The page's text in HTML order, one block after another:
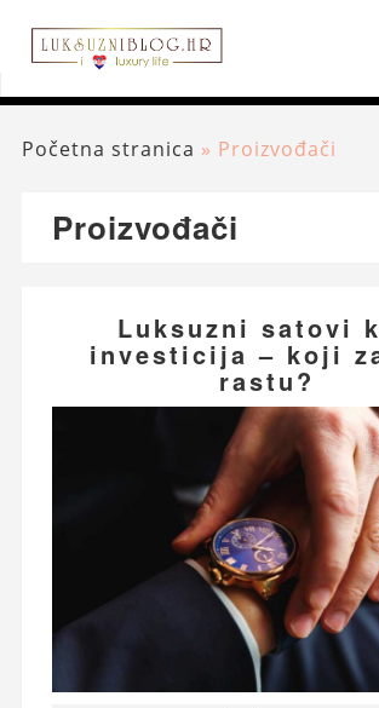
Početna stranica » Proizvođači
Proizvođači
Luksuzni satovi
investicija – koji
rastu?